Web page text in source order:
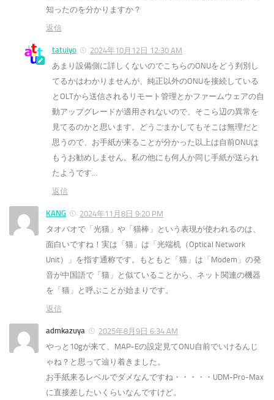
知ったのを分かりますか？
返信
tatuiyo
2024年10月12日 12:30 AM
あまり設備側に詳しくないのでこちらのONUをどう判別し
てるかはわかりませんが、純正以外のONUを接続している
とOLTから送信されるリモート管理とかファームウェアの自
動アップグレードが適用されないので、そこら辺の異常を
見てるのかと思います。どうごまかしてもそこは無理だと
思うので、お手紙が来ることが分かった以上は自前ONUは
もうお勧めしません。私の他にも何人か同じ手紙が送られ
たようです…
返信
KANG
2024年11月8日 9:20 PM
タオバオで「光猫」や「猫棒」という表現が使われるのは、
面白いですね！実は「猫」は「光端机（Optical Network
Unit）」を指す通称です。もともと「猫」は「Modem」の発
音が中国語で「猫」と似ていることから、ネット関連の機器
を「猫」と呼ぶことが始まりです。
返信
admkazuya
2025年8月9日 6:34 AM
やっと10gが来て、MAP-Eの設定見てONU自前でいけるんじ
ゃね？と思って辿り着きました。
お手紙来るレベルでダメなんですね・・・・・UDM-Pro-Max
に直接差したいくらいなんですけど。